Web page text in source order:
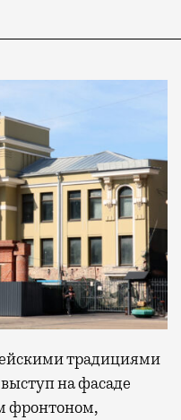
традициями
на фасаде
фронтоном,